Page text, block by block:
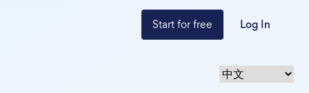
Start for free Log In